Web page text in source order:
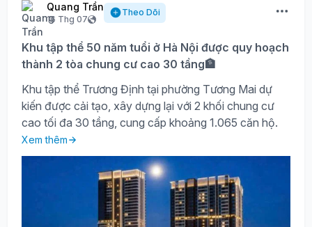
Quang Trần
16 Thg 07
Theo Dõi
Khu tập thể 50 năm tuổi ở Hà Nội được quy hoạch
thành 2 tòa chung cư cao 30 tầng🏦
Khu tập thể Trương Định tại phường Tương Mai dự
kiến được cải tạo, xây dựng lại với 2 khối chung cư
cao tối đa 30 tầng, cung cấp khoảng 1.065 căn hộ.
Xem thêm